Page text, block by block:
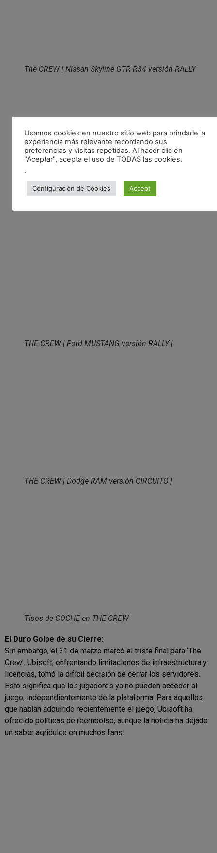
The CREW | Nissan Skyline GTR R34 versión RALLY
THE CREW | Ford MUSTANG versión RALLY |
THE CREW | Dodge RAM versión CIRCUITO |
Tipos de COCHE en THE CREW
El Duro Golpe de su Cierre:
Sin embargo, el 31 de marzo marcó el triste final para ‘The
Crew’. Ubisoft, enfrentando limitaciones de infraestructura y
licencias, tomó la difícil decisión de cerrar los servidores.
Esto significa que los jugadores ya no pueden acceder al
juego, independientemente de la plataforma. Para aquellos
que habían adquirido recientemente el juego, Ubisoft ha
ofrecido políticas de reembolso, aunque la noticia ha dejado
un sabor agridulce en muchos fans.
Usamos cookies en nuestro sitio web para brindarle la
experiencia más relevante recordando sus
preferencias y visitas repetidas. Al hacer clic en
"Aceptar", acepta el uso de TODAS las cookies.
.
Configuración de Cookies Accept